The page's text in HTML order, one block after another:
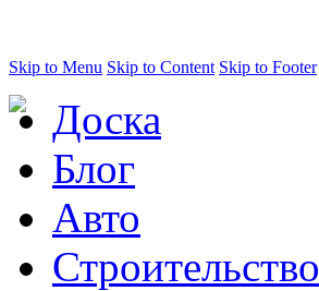
Skip to Menu Skip to Content Skip to Footer
Доска
Блог
Авто
Строительство